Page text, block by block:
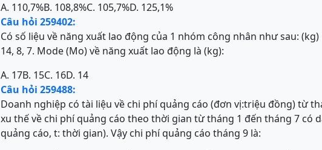
A. 110,7%B. 108,8%C. 105,7%D. 125,1%
Câu hỏi 259402:
Có số liệu về năng xuất lao động của 1 nhóm công nhân như sau: (kg)
14, 8, 7. Mode (Mo) về năng xuất lao động là (kg):
A. 17B. 15C. 16D. 14
Câu hỏi 259488:
Doanh nghiệp có tài liệu về chi phí quảng cáo (đơn vị:triệu đồng) từ
xu thế về chi phí quảng cáo theo thời gian từ tháng 1 đến tháng 7 có
quảng cáo, t: thời gian). Vậy chi phí quảng cáo tháng 9 là: